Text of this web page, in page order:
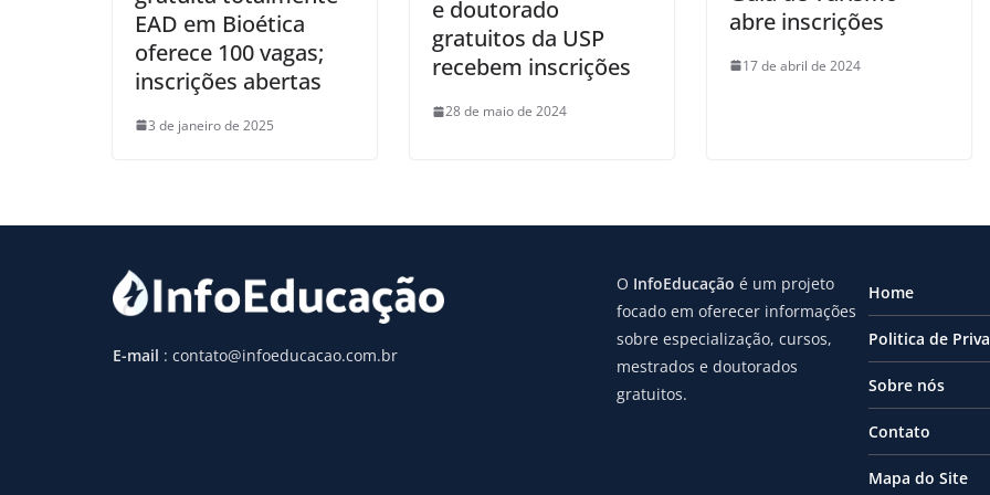
EAD em Bioética
oferece 100 vagas;
inscrições abertas
3 de janeiro de 2025
e doutorado
gratuitos da USP
recebem inscrições
28 de maio de 2024
abre inscrições
17 de abril de 2024
E-mail : contato@infoeducacao.com.br
O InfoEducação é um projeto
focado em oferecer informações
sobre especialização, cursos,
mestrados e doutorados
gratuitos.
Home
Politica de
Sobre nós
Contato
Mapa do Site